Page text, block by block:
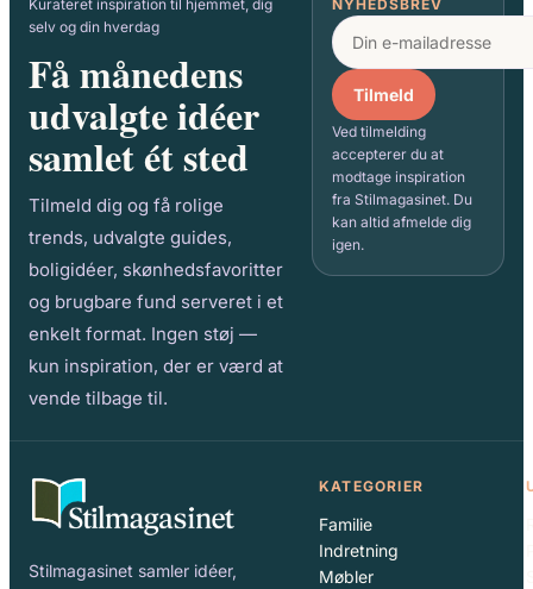
Kurateret inspiration til hjemmet, dig
selv og din hverdag
Få månedens
udvalgte idéer
samlet ét sted
Tilmeld dig og få rolige
trends, udvalgte guides,
boligidéer, skønhedsfavoritter
og brugbare fund serveret i et
enkelt format. Ingen støj —
kun inspiration, der er værd at
vende tilbage til.
NYHEDSBREV
Tilmeld
Ved tilmelding
accepterer du at
modtage inspiration
fra Stilmagasinet. Du
kan altid afmelde dig
igen.
Stilmagasinet samler idéer,
KATEGORIER
Familie
Indretning
Møbler